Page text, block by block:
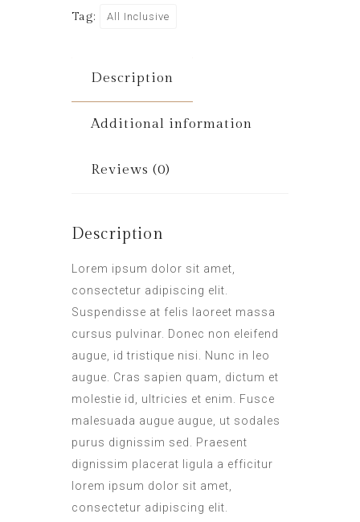
Tag: All Inclusive
Description
Additional information
Reviews (0)
Description
Lorem ipsum dolor sit amet,
consectetur adipiscing elit.
Suspendisse at felis laoreet massa
cursus pulvinar. Donec non eleifend
augue, id tristique nisi. Nunc in leo
augue. Cras sapien quam, dictum et
molestie id, ultricies et enim. Fusce
malesuada augue augue, ut sodales
purus dignissim sed. Praesent
dignissim placerat ligula a efficitur
lorem ipsum dolor sit amet,
consectetur adipiscing elit.